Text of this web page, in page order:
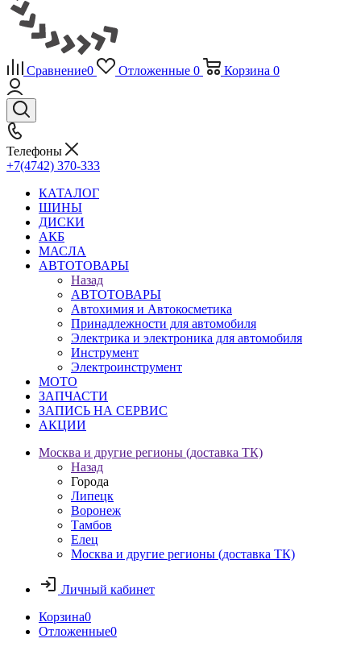
Сравнение0 Отложенные 0 Корзина 0
Телефоны
+7(4742) 370-333
КАТАЛОГ
ШИНЫ
ДИСКИ
АКБ
МАСЛА
АВТОТОВАРЫ
Назад
АВТОТОВАРЫ
Автохимия и Автокосметика
Принадлежности для автомобиля
Электрика и электроника для автомобиля
Инструмент
Электроинструмент
МОТО
ЗАПЧАСТИ
ЗАПИСЬ НА СЕРВИС
АКЦИИ
Москва и другие регионы (доставка ТК)
Назад
Города
Липецк
Воронеж
Тамбов
Елец
Москва и другие регионы (доставка ТК)
Личный кабинет
Корзина0
Отложенные0